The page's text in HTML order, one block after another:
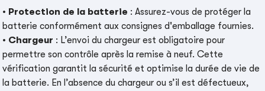
• Protection de la batterie : Assurez-vous de protéger la
batterie conformément aux consignes d'emballage fournies.
• Chargeur : L’envoi du chargeur est obligatoire pour
permettre son contrôle après la remise à neuf. Cette
vérification garantit la sécurité et optimise la durée de vie de
la batterie. En l’absence du chargeur ou s’il est défectueux,